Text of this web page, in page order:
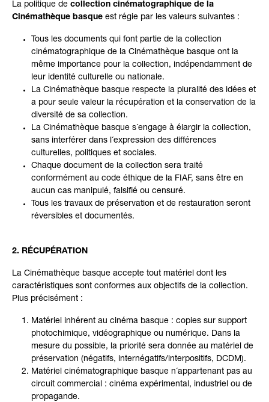
La politique de collection cinématographique de la
Cinémathèque basque est régie par les valeurs suivantes :
Tous les documents qui font partie de la collection
cinématographique de la Cinémathèque basque ont la
même importance pour la collection, indépendamment de
leur identité culturelle ou nationale.
La Cinémathèque basque respecte la pluralité des idées et
a pour seule valeur la récupération et la conservation de la
diversité de sa collection.
La Cinémathèque basque s´engage à élargir la collection,
sans interférer dans l´expression des différences
culturelles, politiques et sociales.
Chaque document de la collection sera traité
conformément au code éthique de la FIAF, sans être en
aucun cas manipulé, falsifié ou censuré.
Tous les travaux de préservation et de restauration seront
réversibles et documentés.
2. RÉCUPÉRATION
La Cinémathèque basque accepte tout matériel dont les
caractéristiques sont conformes aux objectifs de la collection.
Plus précisément :
Matériel inhérent au cinéma basque : copies sur support
photochimique, vidéographique ou numérique. Dans la
mesure du possible, la priorité sera donnée au matériel de
préservation (négatifs, internégatifs/interpositifs, DCDM).
Matériel cinématographique basque n´appartenant pas au
circuit commercial : cinéma expérimental, industriel ou de
propagande.